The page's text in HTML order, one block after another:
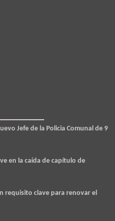
Jefe de la Policia Comunal de 9
en la caída de capítulo de
requisito clave para renovar el